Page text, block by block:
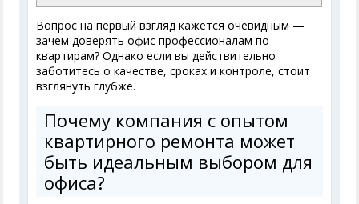
Вопрос на первый взгляд кажется очевидным —
зачем доверять офис профессионалам по
квартирам? Однако если вы действительно
заботитесь о качестве, сроках и контроле, стоит
взглянуть глубже.
Почему компания с опытом
квартирного ремонта может
быть идеальным выбором для
офиса?